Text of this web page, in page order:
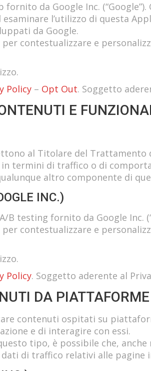
da Google Inc.
l’utilizzo di questa
da Google.
contestualizzare e
Policy – Opt Out. Soggetto
E
al Titolare del Trattamento
termini di traffico o di
altro componente di
INC.)
testing fornito da Google Inc.
contestualizzare e
Policy. Soggetto aderente al
DA
contenuti ospitati su
e di interagire con essi.
tipo, è possibile che,
di traffico relativi alle pagine